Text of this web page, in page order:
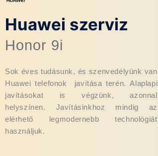
Huawei szerviz
Honor 9i
Sok éves tudásunk, és szenvedélyünk van
Huawei telefonok javítása terén. Alaplapi
javításokat is végzünk, azonnal
helyszínen. Javításinkhoz mindig az
elérhető legmodernebb technológiát
használjuk.